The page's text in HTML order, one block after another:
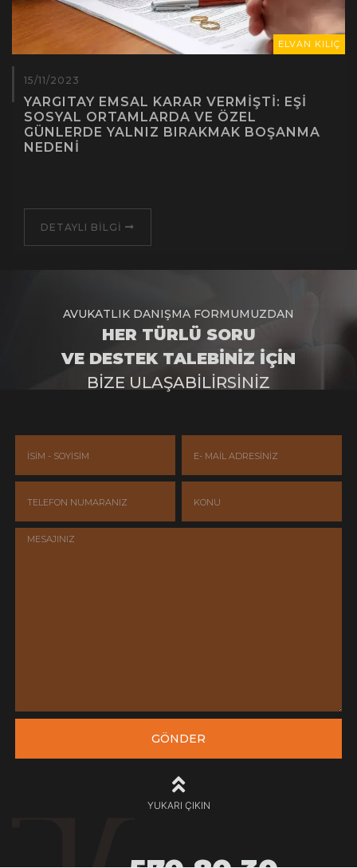
ELVAN KILIÇ
15/11/2023
YARGITAY EMSAL KARAR VERMIŞTI: EŞI
SOSYAL ORTAMLARDA VE ÖZEL
GÜNLERDE YALNIZ BIRAKMAK BOŞANMA
NEDENI
DETAYLI BİLGİ
AVUKATLIK DANIŞMA FORMUMUZDAN
HER TÜRLÜ SORU
VE DESTEK TALEBİNİZ İÇİN
BİZE ULAŞABİLİRSİNİZ
GÖNDER
YUKARI ÇIKIN